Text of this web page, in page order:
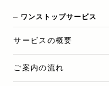
ワンストップサービス
サービスの概要
ご案内の流れ